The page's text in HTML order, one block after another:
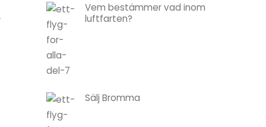
Vem bestämmer vad inom
luftfarten?
Sälj Bromma